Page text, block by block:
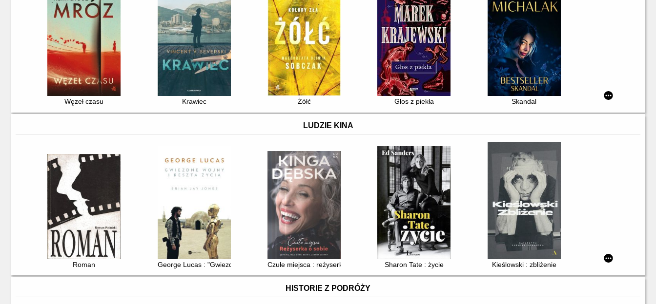
Węzeł czasu Krawiec Żółć Głos z piekła Skandal
LUDZIE KINA
Roman George Lucas : "Gwiezdne wojny" i reszta życiaCzułe miejsca : reżyserka o sobie Sharon Tate : życie Kieślowski : zbliżenie
HISTORIE Z PODRÓŻY